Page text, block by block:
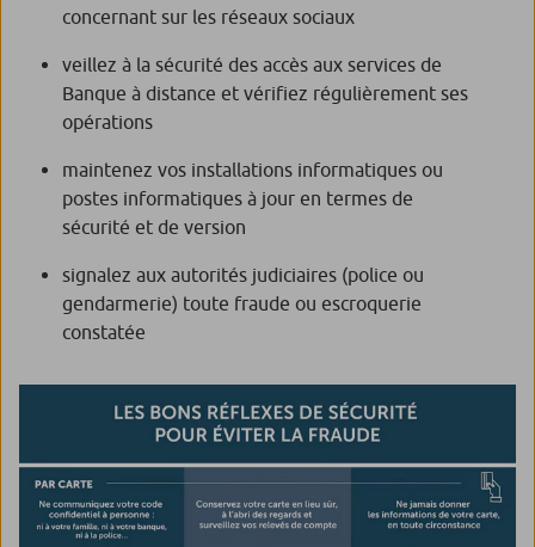
concernant sur les réseaux sociaux
veillez à la sécurité des accès aux services de
Banque à distance et vérifiez régulièrement ses
opérations
maintenez vos installations informatiques ou
postes informatiques à jour en termes de
sécurité et de version
signalez aux autorités judiciaires (police ou
gendarmerie) toute fraude ou escroquerie
constatée